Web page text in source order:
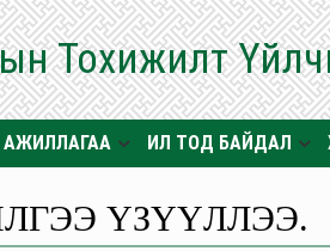
Тохижилт
АЖИЛЛАГАА ИЛ ТОД БАЙДАЛ
ҮЗҮҮЛЛЭЭ.